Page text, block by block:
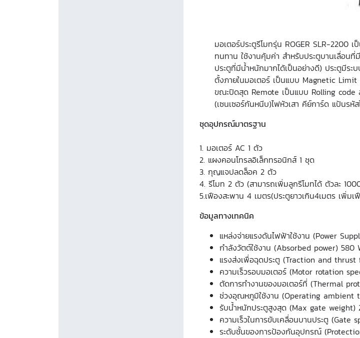
มอเตอร์ประตูรีโมทรุ่น ROGER SLR-2200
ทนทาน ใช้งานคุ้มค่า สำหรับประตูบานเลื่อนที่
ประตูที่มีน้ำหนักมากได้เป็นอย่างดี) ประตูมีร
ตั้งภายในมอเตอร์ เป็นแบบ Magnetic Limit
ขณะปิดสุด Remote เป็นแบบ Rolling code
(เซนเซอร์กันหนีบ)ไฟหัวเสา คีย์การ์ด แป้นรหัส
ชุดอุปกรณ์มาตรฐาน
1. มอเตอร์ AC 1 ตัว
2. แผงคอนโทรลอิเล็กทรอนิกส์ 1 ชุด
3. กุญแจปลดล็อค 2 ตัว
4. รีโมท 2 ตัว (สามารถเพิ่มลูกรีโมทได้ ตัวละ
5.เฟืองสะพาน 4 เมตร(ประตูยาวเกิน4เมตร เพิ่ม
ข้อมูลทางเทคนิค
แหล่งจ่ายแรงดันไฟฟ้าใช้งาน (Power
กำลังวัตต์ใช้งาน (Absorbed power) 580
แรงส่งเพื่อฉุดประตู (Traction and thrust
ความเร็วรอบมอเตอร์ (Motor rotation
ตัดการทำงานของมอเตอร์ที่ (Thermal
ช่วงอุณหภูมิใช้งาน (Operating ambient
รับน้ำหนักประตูสูงสุด (Max gate weight)
ความเร็วในการขับเคลื่อนบานประตู (Gate
ระดับชั้นของการป้องกันอุปกรณ์